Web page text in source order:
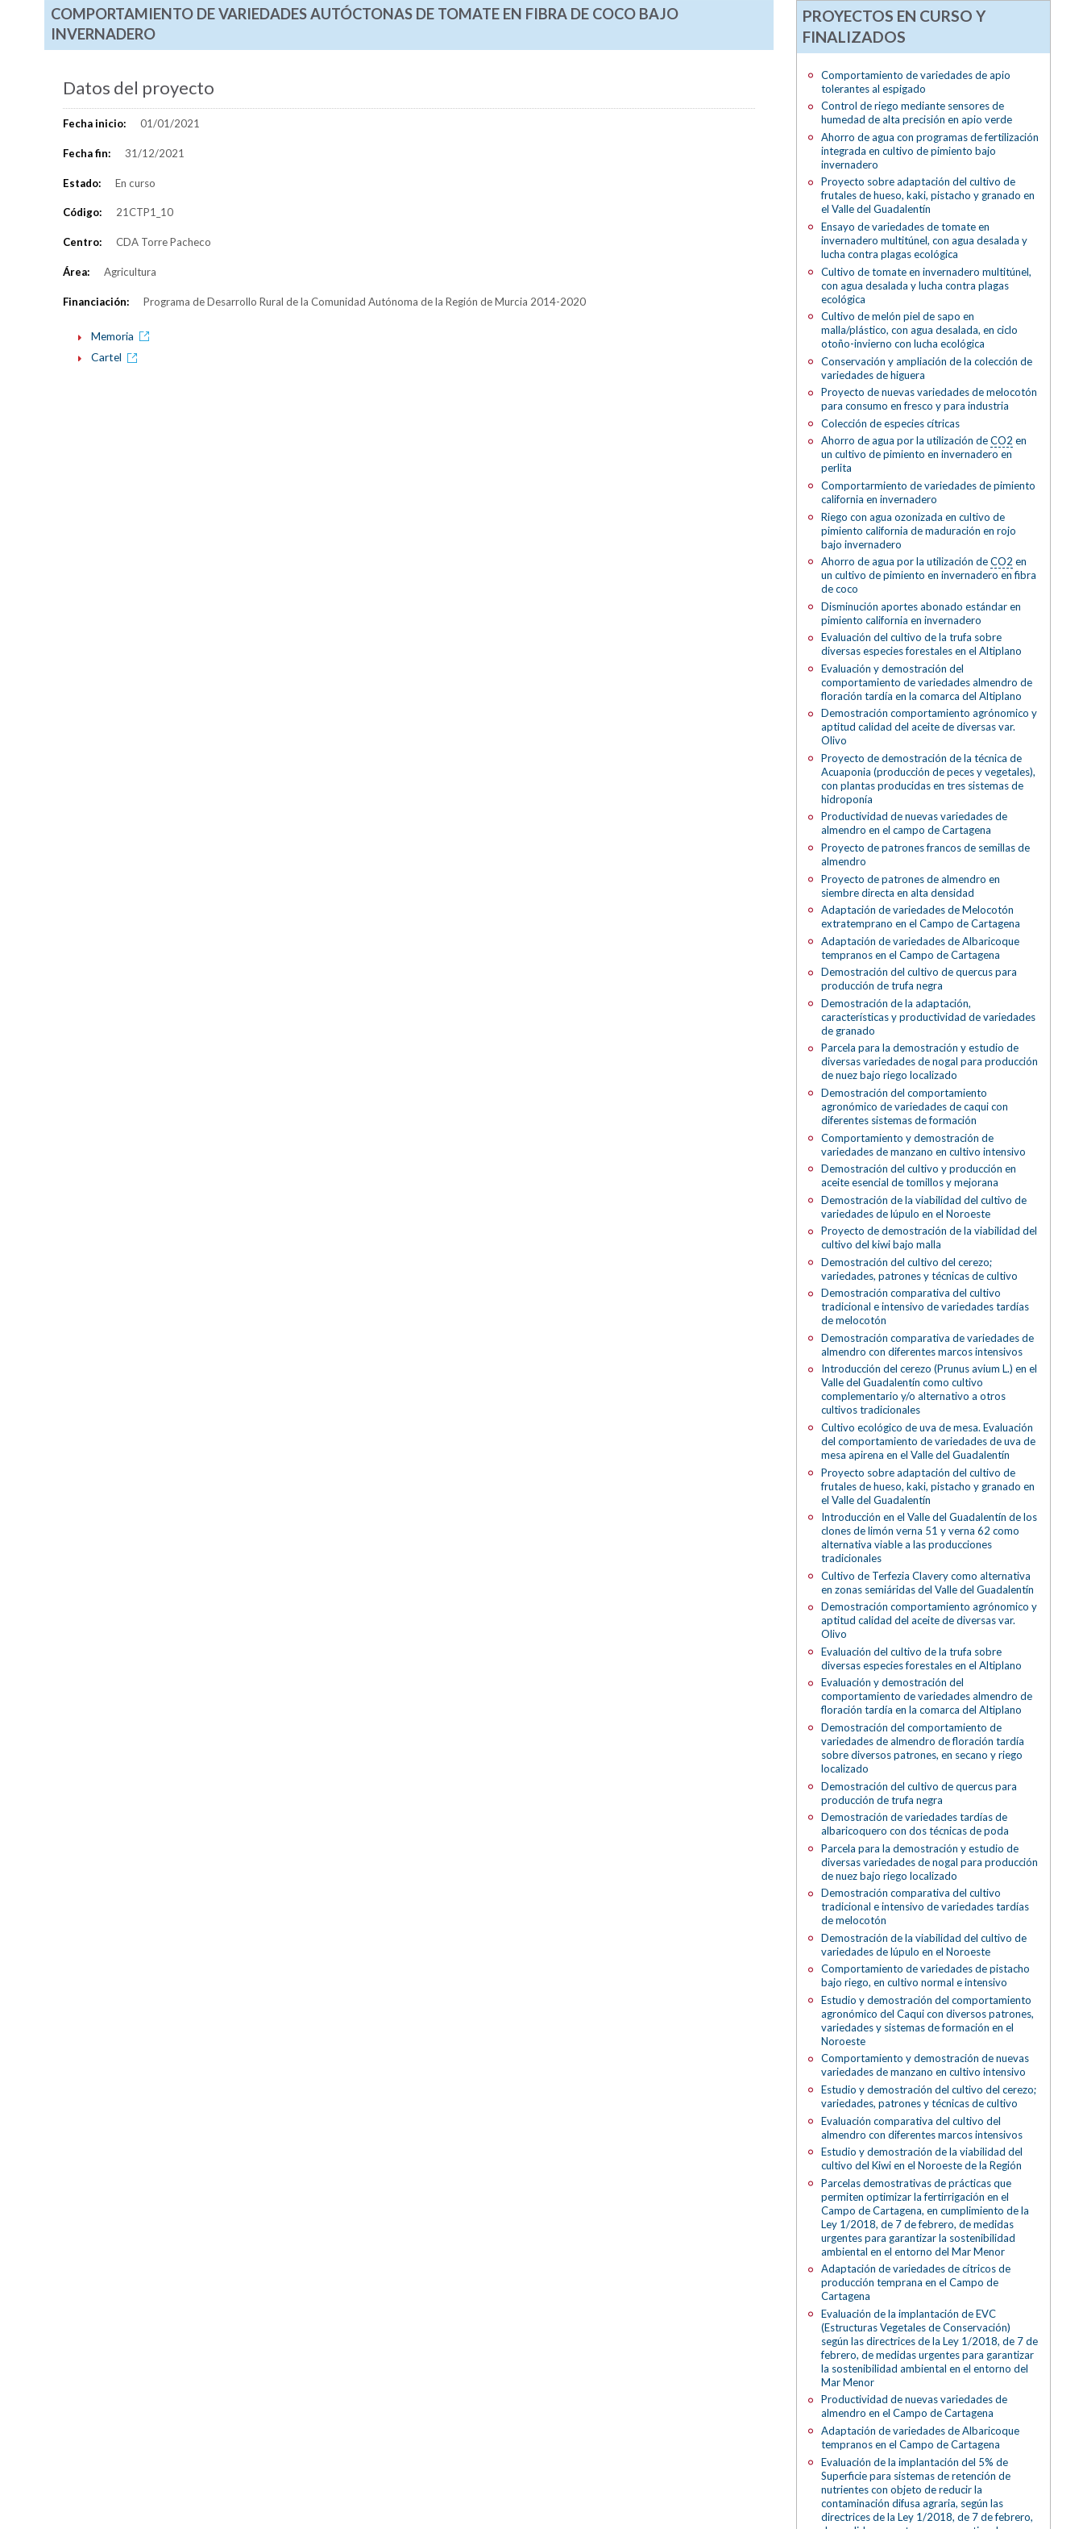
COMPORTAMIENTO DE VARIEDADES AUTÓCTONAS DE TOMATE EN FIBRA DE COCO BAJO
INVERNADERO
Datos del proyecto
Fecha inicio: 01/01/2021
Fecha fin: 31/12/2021
Estado: En curso
Código: 21CTP1_10
Centro: CDA Torre Pacheco
Área: Agricultura
Financiación: Programa de Desarrollo Rural de la Comunidad Autónoma de la Región de Murcia 2014-2020
Memoria
Cartel
PROYECTOS EN CURSO Y
FINALIZADOS
Comportamiento de variedades de apio
tolerantes al espigado
Control de riego mediante sensores de
humedad de alta precisión en apio verde
Ahorro de agua con programas de fertilización
integrada en cultivo de pimiento bajo
invernadero
Proyecto sobre adaptación del cultivo de
frutales de hueso, kaki, pistacho y granado en
el Valle del Guadalentín
Ensayo de variedades de tomate en
invernadero multitúnel, con agua desalada y
lucha contra plagas ecológica
Cultivo de tomate en invernadero multitúnel,
con agua desalada y lucha contra plagas
ecológica
Cultivo de melón piel de sapo en
malla/plástico, con agua desalada, en ciclo
otoño-invierno con lucha ecológica
Conservación y ampliación de la colección de
variedades de higuera
Proyecto de nuevas variedades de melocotón
para consumo en fresco y para industria
Colección de especies cítricas
Ahorro de agua por la utilización deCO2 en
un cultivo de pimiento en invernadero en
perlita
Comportarmiento de variedades de pimiento
california en invernadero
Riego con agua ozonizada en cultivo de
pimiento california de maduración en rojo
bajo invernadero
Ahorro de agua por la utilización deCO2 en
un cultivo de pimiento en invernadero en fibra
de coco
Disminución aportes abonado estándar en
pimiento california en invernadero
Evaluación del cultivo de la trufa sobre
diversas especies forestales en el Altiplano
Evaluación y demostración del
comportamiento de variedades almendro de
floración tardía en la comarca del Altiplano
Demostración comportamiento agrónomico y
aptitud calidad del aceite de diversas var.
Olivo
Proyecto de demostración de la técnica de
Acuaponia (producción de peces y vegetales),
con plantas producidas en tres sistemas de
hidroponía
Productividad de nuevas variedades de
almendro en el campo de Cartagena
Proyecto de patrones francos de semillas de
almendro
Proyecto de patrones de almendro en
siembre directa en alta densidad
Adaptación de variedades de Melocotón
extratemprano en el Campo de Cartagena
Adaptación de variedades de Albaricoque
tempranos en el Campo de Cartagena
Demostración del cultivo de quercus para
producción de trufa negra
Demostración de la adaptación,
características y productividad de variedades
de granado
Parcela para la demostración y estudio de
diversas variedades de nogal para producción
de nuez bajo riego localizado
Demostración del comportamiento
agronómico de variedades de caqui con
diferentes sistemas de formación
Comportamiento y demostración de
variedades de manzano en cultivo intensivo
Demostración del cultivo y producción en
aceite esencial de tomillos y mejorana
Demostración de la viabilidad del cultivo de
variedades de lúpulo en el Noroeste
Proyecto de demostración de la viabilidad del
cultivo del kiwi bajo malla
Demostración del cultivo del cerezo;
variedades, patrones y técnicas de cultivo
Demostración comparativa del cultivo
tradicional e intensivo de variedades tardías
de melocotón
Demostración comparativa de variedades de
almendro con diferentes marcos intensivos
Introducción del cerezo (Prunus avium L.) en el
Valle del Guadalentín como cultivo
complementario y/o alternativo a otros
cultivos tradicionales
Cultivo ecológico de uva de mesa. Evaluación
del comportamiento de variedades de uva de
mesa apirena en el Valle del Guadalentín
Proyecto sobre adaptación del cultivo de
frutales de hueso, kaki, pistacho y granado en
el Valle del Guadalentín
Introducción en el Valle del Guadalentín de los
clones de limón verna 51 y verna 62 como
alternativa viable a las producciones
tradicionales
Cultivo de Terfezia Clavery como alternativa
en zonas semiáridas del Valle del Guadalentín
Demostración comportamiento agrónomico y
aptitud calidad del aceite de diversas var.
Olivo
Evaluación del cultivo de la trufa sobre
diversas especies forestales en el Altiplano
Evaluación y demostración del
comportamiento de variedades almendro de
floración tardía en la comarca del Altiplano
Demostración del comportamiento de
variedades de almendro de floración tardía
sobre diversos patrones, en secano y riego
localizado
Demostración del cultivo de quercus para
producción de trufa negra
Demostración de variedades tardías de
albaricoquero con dos técnicas de poda
Parcela para la demostración y estudio de
diversas variedades de nogal para producción
de nuez bajo riego localizado
Demostración comparativa del cultivo
tradicional e intensivo de variedades tardías
de melocotón
Demostración de la viabilidad del cultivo de
variedades de lúpulo en el Noroeste
Comportamiento de variedades de pistacho
bajo riego, en cultivo normal e intensivo
Estudio y demostración del comportamiento
agronómico del Caqui con diversos patrones,
variedades y sistemas de formación en el
Noroeste
Comportamiento y demostración de nuevas
variedades de manzano en cultivo intensivo
Estudio y demostración del cultivo del cerezo;
variedades, patrones y técnicas de cultivo
Evaluación comparativa del cultivo del
almendro con diferentes marcos intensivos
Estudio y demostración de la viabilidad del
cultivo del Kiwi en el Noroeste de la Región
Parcelas demostrativas de prácticas que
permiten optimizar la fertirrigación en el
Campo de Cartagena, en cumplimiento de la
Ley 1/2018, de 7 de febrero, de medidas
urgentes para garantizar la sostenibilidad
ambiental en el entorno del Mar Menor
Adaptación de variedades de cítricos de
producción temprana en el Campo de
Cartagena
Evaluación de la implantación de EVC
(Estructuras Vegetales de Conservación)
según las directrices de la Ley 1/2018, de 7 de
febrero, de medidas urgentes para garantizar
la sostenibilidad ambiental en el entorno del
Mar Menor
Productividad de nuevas variedades de
almendro en el Campo de Cartagena
Adaptación de variedades de Albaricoque
tempranos en el Campo de Cartagena
Evaluación de la implantación del 5% de
Superficie para sistemas de retención de
nutrientes con objeto de reducir la
contaminación difusa agraria, según las
directrices de la Ley 1/2018, de 7 de febrero,